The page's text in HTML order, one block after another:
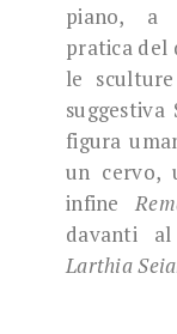
piano, a
pratica del
le
suggestiva
figura
un cervo,
infine
davanti
Larthia